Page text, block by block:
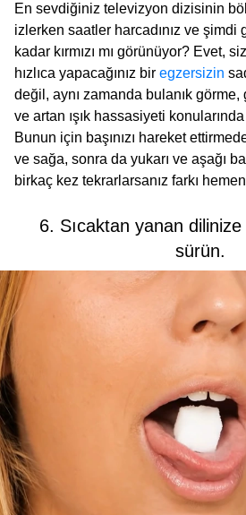
En sevdiğiniz televizyon dizisinin
izlerken saatler harcadınız ve şimdi
kadar kırmızı mı görünüyor? Evet,
hızlıca yapacağınız bir egzersizin
değil, aynı zamanda bulanık
ve artan ışık hassasiyeti
Bunun için başınızı hareket
ve sağa, sonra da yukarı ve aşağı
birkaç kez tekrarlarsanız farkı
6. Sıcaktan yanan
sürün.